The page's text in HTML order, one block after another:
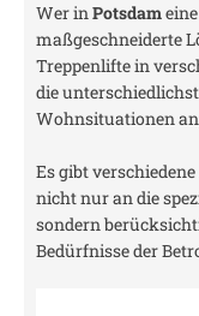
Wer inPotsdam
maßgeschneiderte
Treppenlifte in
die
Wohnsituationen
Es gibt
nicht nur an die
sondern
Bedürfnisse der